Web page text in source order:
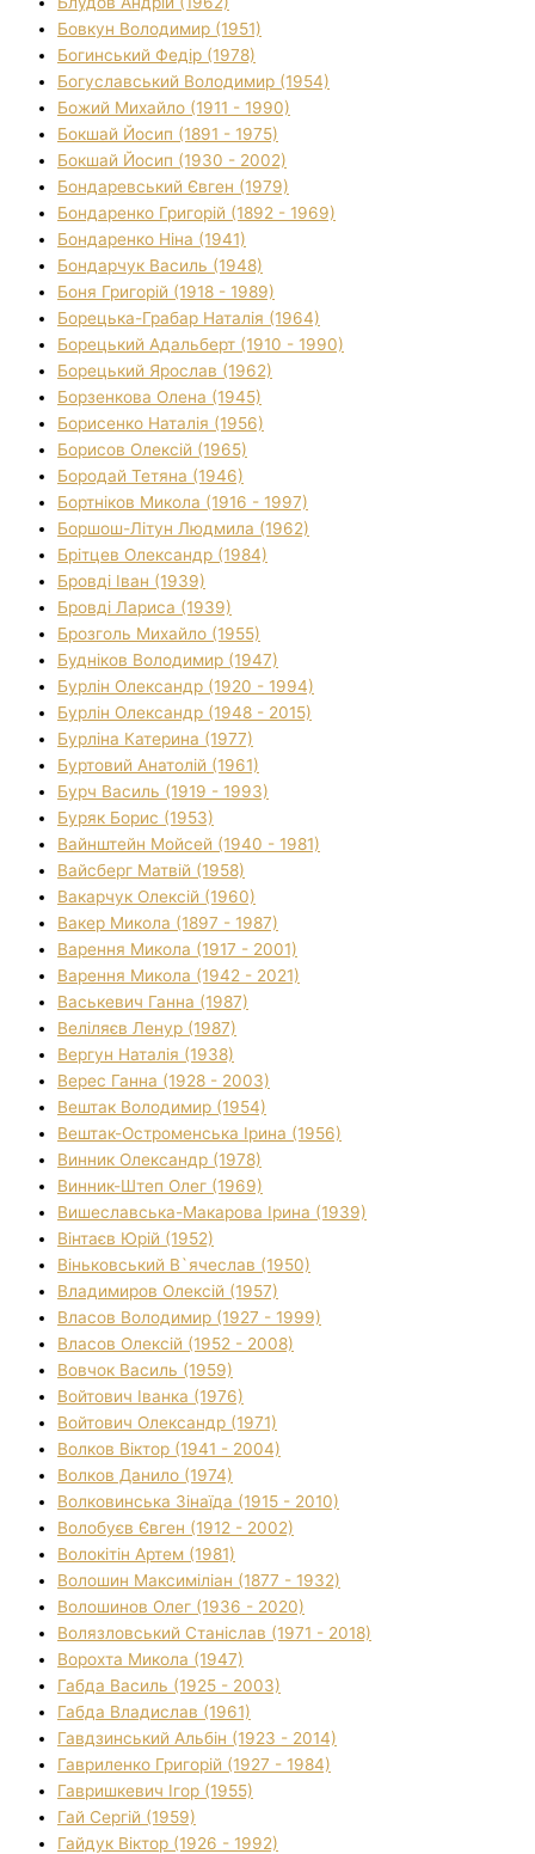
Бовкун Володимир (1951)
Богинський Федір (1978)
Богуславський Володимир (1954)
Божий Михайло (1911 - 1990)
Бокшай Йосип (1891 - 1975)
Бокшай Йосип (1930 - 2002)
Бондаревський Євген (1979)
Бондаренко Григорій (1892 - 1969)
Бондаренко Ніна (1941)
Бондарчук Василь (1948)
Боня Григорій (1918 - 1989)
Борецька-Грабар Наталія (1964)
Борецький Адальберт (1910 - 1990)
Борецький Ярослав (1962)
Борзенкова Олена (1945)
Борисенко Наталія (1956)
Борисов Олексій (1965)
Бородай Тетяна (1946)
Бортніков Микола (1916 - 1997)
Боршош-Літун Людмила (1962)
Брітцев Олександр (1984)
Бровді Іван (1939)
Бровді Лариса (1939)
Брозголь Михайло (1955)
Будніков Володимир (1947)
Бурлін Олександр (1920 - 1994)
Бурлін Олександр (1948 - 2015)
Бурліна Катерина (1977)
Буртовий Анатолій (1961)
Бурч Василь (1919 - 1993)
Буряк Борис (1953)
Вайнштейн Мойсей (1940 - 1981)
Вайсберг Матвій (1958)
Вакарчук Олексій (1960)
Вакер Микола (1897 - 1987)
Варення Микола (1917 - 2001)
Варення Микола (1942 - 2021)
Васькевич Ганна (1987)
Веліляєв Ленур (1987)
Вергун Наталія (1938)
Верес Ганна (1928 - 2003)
Вештак Володимир (1954)
Вештак-Остроменська Ірина (1956)
Винник Олександр (1978)
Винник-Штеп Олег (1969)
Вишеславська-Макарова Ірина (1939)
Вінтаєв Юрій (1952)
Віньковський В`ячеслав (1950)
Владимиров Олексій (1957)
Власов Володимир (1927 - 1999)
Власов Олексій (1952 - 2008)
Вовчок Василь (1959)
Войтович Іванка (1976)
Войтович Олександр (1971)
Волков Віктор (1941 - 2004)
Волков Данило (1974)
Волковинська Зінаїда (1915 - 2010)
Волобуєв Євген (1912 - 2002)
Волокітін Артем (1981)
Волошин Максиміліан (1877 - 1932)
Волошинов Олег (1936 - 2020)
Волязловський Станіслав (1971 - 2018)
Ворохта Микола (1947)
Габда Василь (1925 - 2003)
Габда Владислав (1961)
Гавдзинський Альбін (1923 - 2014)
Гавриленко Григорій (1927 - 1984)
Гавришкевич Ігор (1955)
Гай Сергій (1959)
Гайдук Віктор (1926 - 1992)